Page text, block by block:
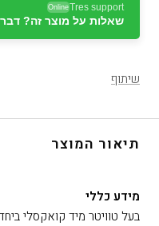
Tres support
Online
שאלות על מוצר זה?
שיתוף
תיאור המוצר
מידע כללי
בעל טוויטר מיד קואקסלי